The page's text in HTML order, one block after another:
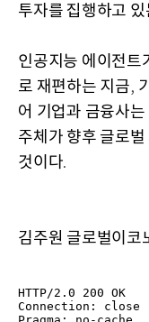
투자를 집행하고
인공지능 에이전트
로 재편하는 지금,
어 기업과 금융사
주체가 향후 글로
것이다.
김주원 글로벌이